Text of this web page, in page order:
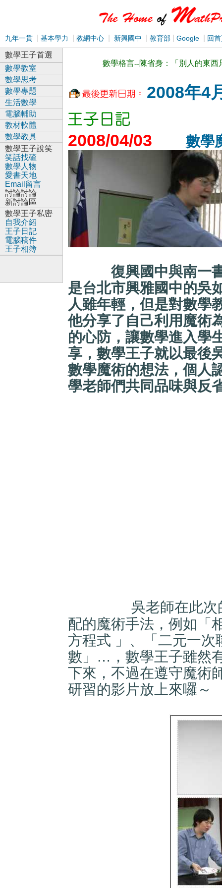
九年一貫 基本學力 教網中心 新興國中 教育部 Google 回
數學格言--陳省身：「別人的東
2008年4
2008/04/03數學
復興國中與南一
是台北市興雅國中的吳
人雖年輕，但是對數學
他分享了自己利用魔術
的心防，讓數學進入學
享，數學王子就以最後
數學魔術的想法，個人
學老師們共同品味與反
吳老師在此
配的魔術手法，例如「
方程式 」、「二元一
數」…，數學王子雖然
下來，不過在遵守魔術
研習的影片放上來囉～
數學王子首選
數學教室
數學思考
數學專題
生活數學
電腦輔助
教材軟體
數學教具
數學王子說笑
笑話找碴
數學人物
愛書天地
Email留言
討論討論
新討論區
數學王子私密
自我介紹
王子日記
電腦稿件
王子相簿